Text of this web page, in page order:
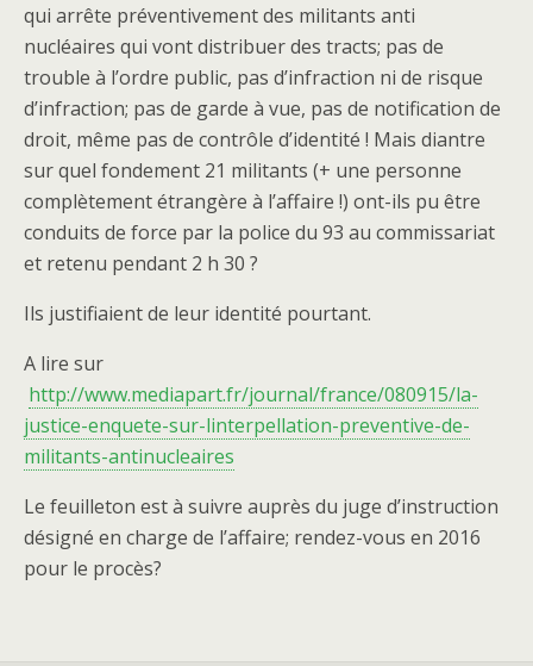
qui arrête préventivement des militants anti
nucléaires qui vont distribuer des tracts; pas de
trouble à l’ordre public, pas d’infraction ni de risque
d’infraction; pas de garde à vue, pas de notification de
droit, même pas de contrôle d’identité ! Mais diantre
sur quel fondement 21 militants (+ une personne
complètement étrangère à l’affaire !) ont-ils pu être
conduits de force par la police du 93 au commissariat
et retenu pendant 2 h 30 ?
Ils justifiaient de leur identité pourtant.
A lire sur
http://www.mediapart.fr/journal/france/080915/la-
justice-enquete-sur-linterpellation-preventive-de-
militants-antinucleaires
Le feuilleton est à suivre auprès du juge d’instruction
désigné en charge de l’affaire; rendez-vous en 2016
pour le procès?